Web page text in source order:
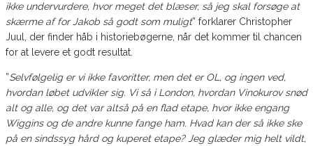
ikke undervurdere, hvor meget det blæser, så jeg skal forsøge at
skærme af for Jakob så godt som muligt” forklarer Christopher
Juul, der finder håb i historiebøgerne, når det kommer til chancen
for at levere et godt resultat.
”Selvfølgelig er vi ikke favoritter, men det er OL, og ingen ved,
hvordan løbet udvikler sig. Vi så i London, hvordan Vinokurov snød
alt og alle, og det var altså på en flad etape, hvor ikke engang
Wiggins og de andre kunne fange ham. Hvad kan der så ikke ske
på en sindssyg hård og kuperet etape? Jeg glæder mig helt vildt,